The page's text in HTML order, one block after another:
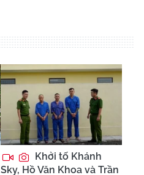
Khởi tố Khánh
Sky, Hồ Văn Khoa và Trần